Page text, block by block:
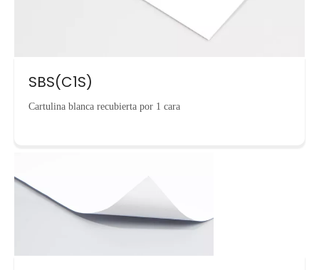
SBS(C1S)
Cartulina blanca recubierta por 1 cara